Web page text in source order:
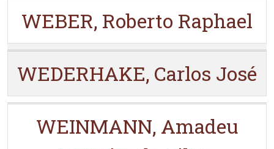
WEBER, Roberto Raphael
WEDERHAKE, Carlos José
WEINMANN, Amadeu